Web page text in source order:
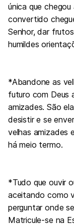
única que
convertido
Senhor, dar
humildes
*Abandone as
futuro com Deus
amizades. São
desistir e se
velhas amizades
há meio termo.
*Tudo que ouvir
aceitando como
perguntar onde
Matricule-se na